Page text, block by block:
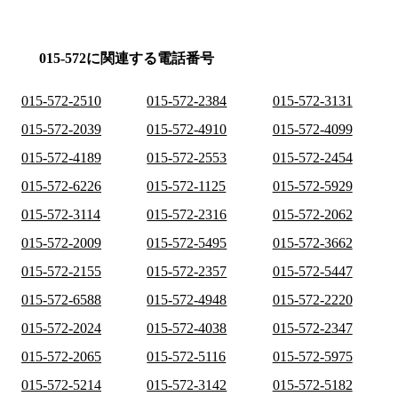
015-572に関連する電話番号
015-572-2510 015-572-2384
015-572-3131
015-572-2039
015-572-4910
015-572-4099
015-572-4189
015-572-2553
015-572-2454
015-572-6226
015-572-1125
015-572-5929
015-572-3114
015-572-2316
015-572-2062
015-572-2009
015-572-5495
015-572-3662
015-572-2155
015-572-2357
015-572-5447
015-572-6588
015-572-4948
015-572-2220
015-572-2024
015-572-4038
015-572-2347
015-572-2065
015-572-5116
015-572-5975
015-572-5214
015-572-3142
015-572-5182